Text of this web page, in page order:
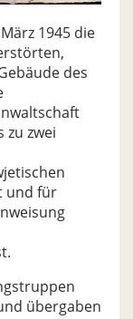
1945 die
des
zu zwei
und für
übergaben